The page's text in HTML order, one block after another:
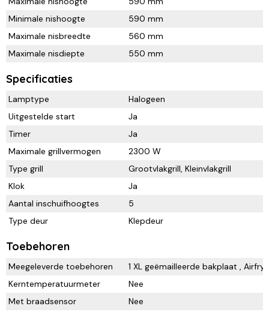
Minimale nishoogte
590 mm
Maximale nisbreedte
560 mm
Maximale nisdiepte
550 mm
Specificaties
Lamptype
Halogeen
Uitgestelde start
Ja
Timer
Ja
Maximale grillvermogen
2300 W
Type grill
Grootvlakgrill, Kleinvlakgrill
Klok
Ja
Aantal inschuifhoogtes
5
Type deur
Klepdeur
Toebehoren
Meegeleverde toebehoren
1 XL geëmailleerde bakplaat ,
Kerntemperatuurmeter
Nee
Met braadsensor
Nee